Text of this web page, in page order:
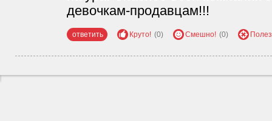
девочкам-продавцам!!!
ответить Круто! (0) Смешно! (0)